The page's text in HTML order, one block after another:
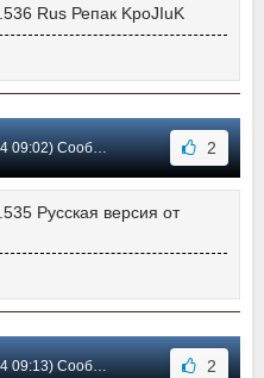
Rus Репак KpoJIuK
Сообщение #539 2
Русская версия от
Сообщение #538 2